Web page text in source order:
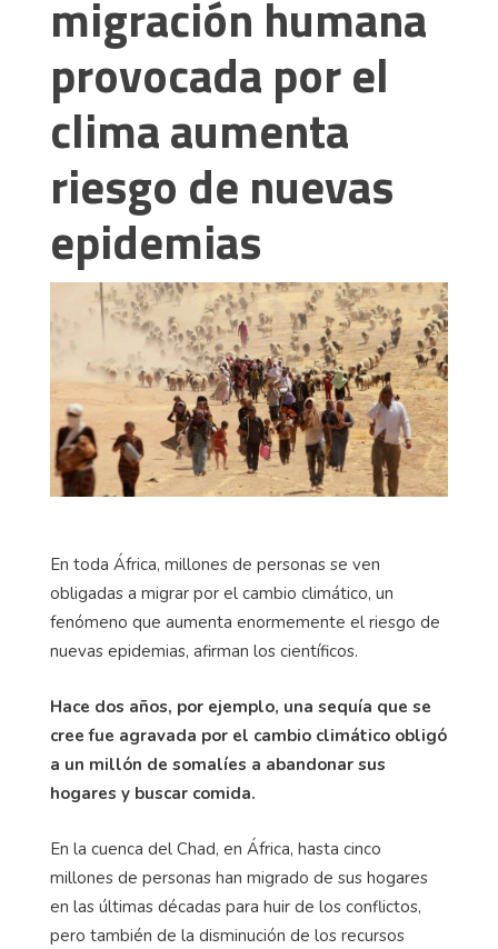
migración humana
provocada por el
clima aumenta
riesgo de nuevas
epidemias
En toda África, millones de personas se ven
obligadas a migrar por el cambio climático, un
fenómeno que aumenta enormemente el riesgo de
nuevas epidemias, afirman los científicos.
Hace dos años, por ejemplo, una sequía que se
cree fue agravada por el cambio climático obligó
a un millón de somalíes a abandonar sus
hogares y buscar comida.
En la cuenca del Chad, en África, hasta cinco
millones de personas han migrado de sus hogares
en las últimas décadas para huir de los conflictos,
pero también de la disminución de los recursos